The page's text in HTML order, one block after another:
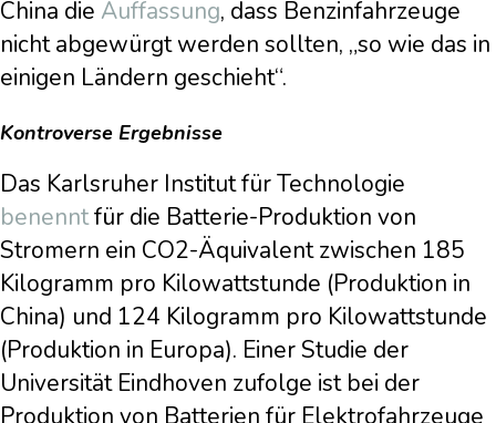
China die Auffassung, dass Benzinfahrzeuge
nicht abgewürgt werden sollten, „so wie das in
einigen Ländern geschieht“.
Kontroverse Ergebnisse
Das Karlsruher Institut für Technologie
benenntfür die Batterie-Produktion von
Stromern ein CO2-Äquivalent zwischen 185
Kilogramm pro Kilowattstunde (Produktion in
China) und 124 Kilogramm pro Kilowattstunde
(Produktion in Europa). Einer Studie der
Universität Eindhoven zufolge ist bei der